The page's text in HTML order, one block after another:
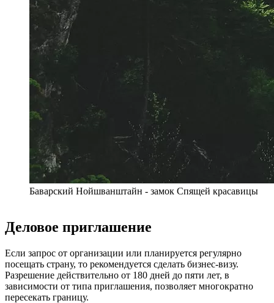
Баварский Нойшванштайн - замок Спящей красавицы
Деловое приглашение
Если запрос от организации или планируется регулярно
посещать страну, то рекомендуется сделать бизнес-визу.
Разрешение действительно от 180 дней до пяти лет, в
зависимости от типа приглашения, позволяет многократно
пересекать границу.